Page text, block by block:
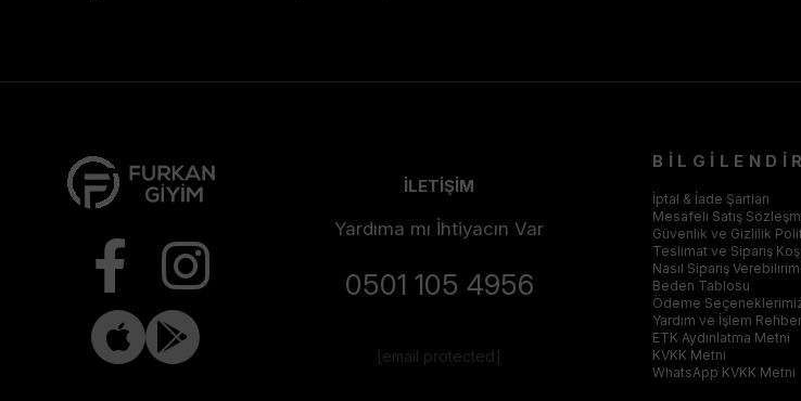
İLETİŞİM
Yardıma mı İhtiyacın Var
0501 105 4956
[email protected]
İptal & İade Şartları
Mesafeli Satış
Güvenlik ve Gizlilik
Teslimat ve Sipariş
Nasıl Sipariş
Beden Tablosu
Ödeme
Yardım ve İşlem
ETK Aydınlatma Metni
KVKK Metni
WhatsApp KVKK Metni